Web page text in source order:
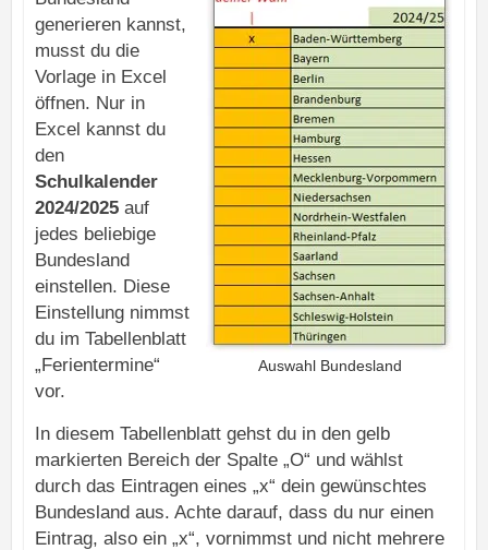
Auswahl Bundesland
generieren kannst,
musst du die
Vorlage in Excel
öffnen. Nur in
Excel kannst du
den
Schulkalender
2024/2025auf
jedes beliebige
Bundesland
einstellen. Diese
Einstellung nimmst
du im Tabellenblatt
„Ferientermine“
vor.
In diesem Tabellenblatt gehst du in den gelb
markierten Bereich der Spalte „O“ und wählst
durch das Eintragen eines „x“ dein gewünschtes
Bundesland aus. Achte darauf, dass du nur einen
Eintrag, also ein „x“, vornimmst und nicht mehrere